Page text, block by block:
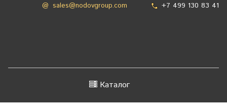
@ sales@nodovgroup.com +7 499 130 83 41
Каталог